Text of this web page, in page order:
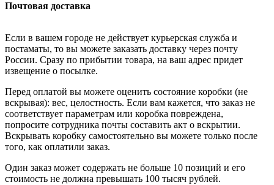
Почтовая доставка
Если в вашем городе не действует курьерская служба и
постаматы, то вы можете заказать доставку через почту
России. Сразу по прибытии товара, на ваш адрес придет
извещение о посылке.
Перед оплатой вы можете оценить состояние коробки (не
вскрывая): вес, целостность. Если вам кажется, что заказ не
соответствует параметрам или коробка повреждена,
попросите сотрудника почты составить акт о вскрытии.
Вскрывать коробку самостоятельно вы можете только после
того, как оплатили заказ.
Один заказ может содержать не больше 10 позиций и его
стоимость не должна превышать 100 тысяч рублей.